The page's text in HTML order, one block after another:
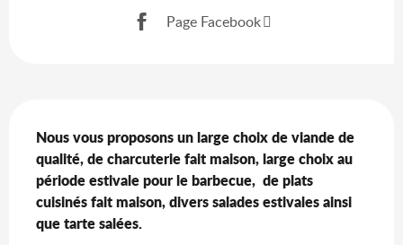
Page Facebook
Nous vous proposons un large choix de viande de
qualité, de charcuterie fait maison, large choix au
période estivale pour le barbecue,  de plats
cuisinés fait maison, divers salades estivales ainsi
que tarte salées.